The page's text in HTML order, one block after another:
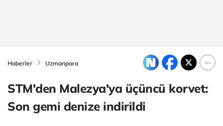
Haberler Uzmanpara
STM'den Malezya'ya üçüncü korvet:
Son gemi denize indirildi